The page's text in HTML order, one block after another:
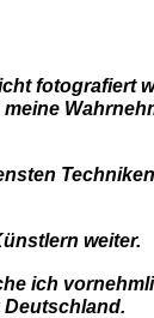
fotografiert
weiter.
ich